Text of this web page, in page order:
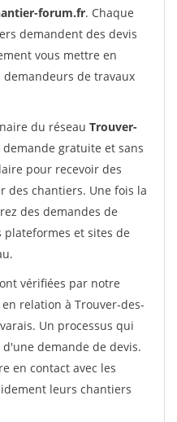
forum.fr. Chaque
demandent des devis
vous mettre en
de travaux
du réseau Trouver-
gratuite et sans
pour recevoir des
des chantiers. Une fois la
des demandes de
et sites de
vérifiées par notre
relation à Trouver-des-
Un processus qui
demande de devis.
en contact avec les
leurs chantiers